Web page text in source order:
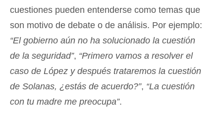
cuestiones pueden entenderse como temas que
son motivo de debate o de análisis. Por ejemplo:
“El gobierno aún no ha solucionado la cuestión
de la seguridad”, “Primero vamos a resolver el
caso de López y después trataremos la cuestión
de Solanas, ¿estás de acuerdo?”, “La cuestión
con tu madre me preocupa”.